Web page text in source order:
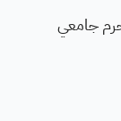
جامعي